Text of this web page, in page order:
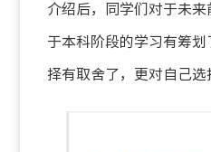
介绍后，同学们对于未
于本科阶段的学习有筹
择有取舍了，更对自己选